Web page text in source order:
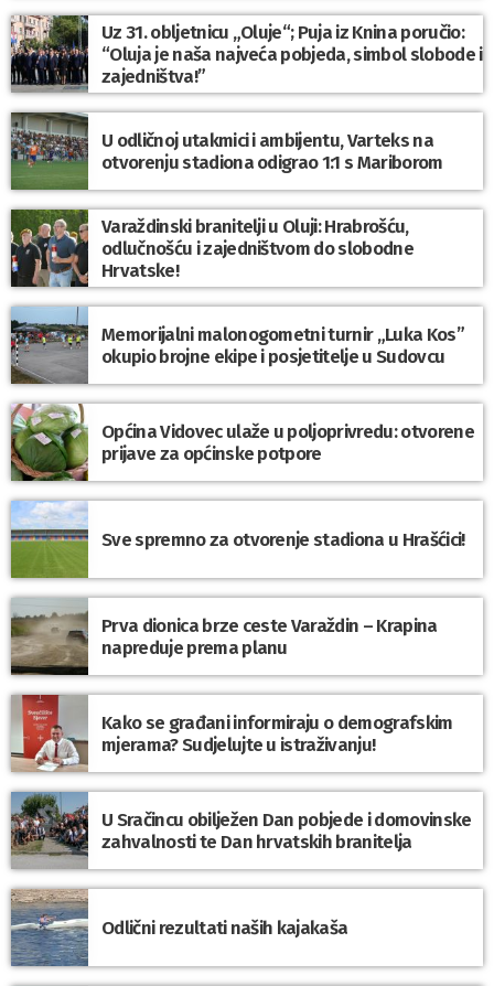
Uz 31. obljetnicu „Oluje“; Puja iz Knina poručio:
“Oluja je naša najveća pobjeda, simbol slobode i
zajedništva!”
U odličnoj utakmici i ambijentu, Varteks na
otvorenju stadiona odigrao 1:1 s Mariborom
Varaždinski branitelji u Oluji: Hrabrošću,
odlučnošću i zajedništvom do slobodne
Hrvatske!
Memorijalni malonogometni turnir „Luka Kos”
okupio brojne ekipe i posjetitelje u Sudovcu
Općina Vidovec ulaže u poljoprivredu: otvorene
prijave za općinske potpore
Sve spremno za otvorenje stadiona u Hrašćici!
Prva dionica brze ceste Varaždin – Krapina
napreduje prema planu
Kako se građani informiraju o demografskim
mjerama? Sudjelujte u istraživanju!
U Sračincu obilježen Dan pobjede i domovinske
zahvalnosti te Dan hrvatskih branitelja
Odlični rezultati naših kajakaša